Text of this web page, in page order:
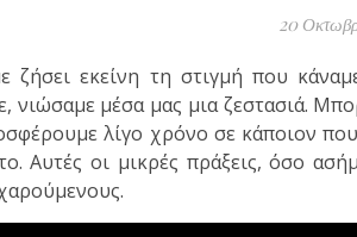
20
ζήσει εκείνη τη στιγμή που
νιώσαμε μέσα μας μια ζεστασιά.
λίγο χρόνο σε κάποιον
Αυτές οι μικρές πράξεις, όσο